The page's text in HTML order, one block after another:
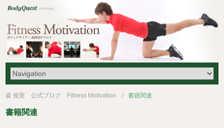
森 俊憲 公式ブログ Fitness Motivation 書籍関連
書籍関連